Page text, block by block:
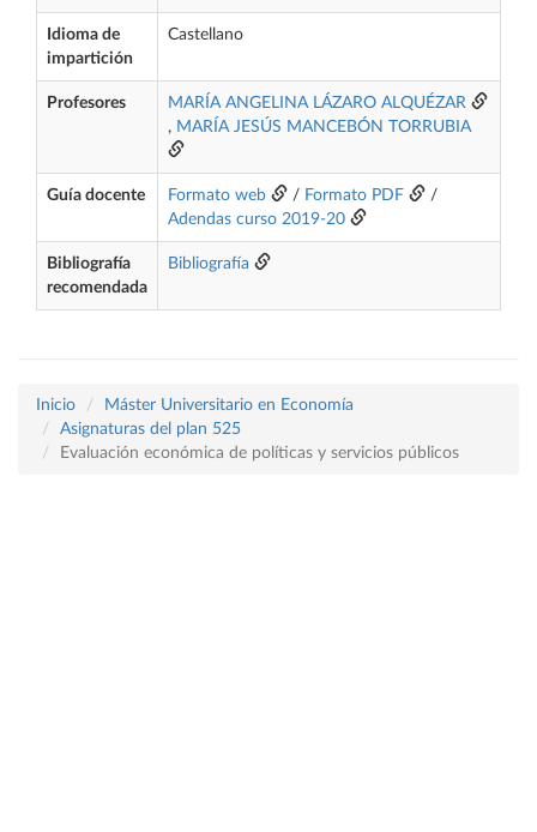
Idioma de
impartición
Castellano
Profesores
MARÍA ANGELINA LÁZARO ALQUÉZAR
, MARÍA JESÚS MANCEBÓN TORRUBIA
Guía docente Formato web / Formato PDF
/
Adendas curso 2019-20
Bibliografía
recomendada
Bibliografía
Inicio
Máster Universitario en Economía
Asignaturas del plan 525
Evaluación económica de políticas y servicios públicos